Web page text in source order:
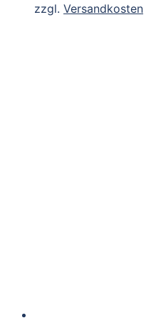
zzgl. Versandkosten